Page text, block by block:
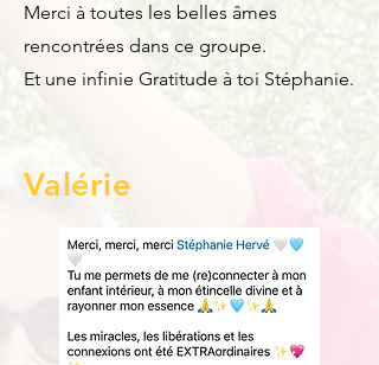
Merci à toutes les belles âmes
rencontrées dans ce groupe.
Et une infinie Gratitude à toi Stéphanie.
Valérie